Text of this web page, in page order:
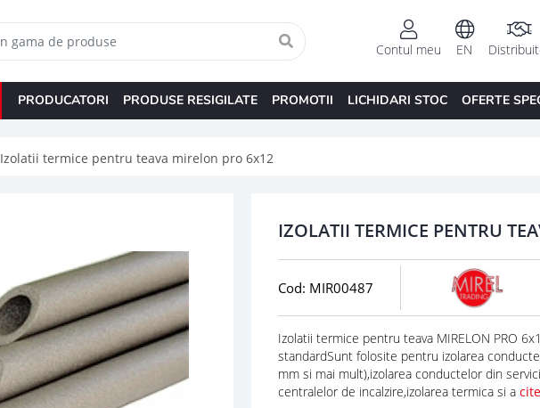
EN
Contul meu
PRODUCATORI PRODUSE RESIGILATE PROMOTII LICHIDARI STOC OFERTE
Izolatii termice pentru teava mirelon pro 6x12
IZOLATII TERMICE PENTRU
Cod: MIR00487
Izolatii termice pentru teava MIRELON PRO
standardSunt folosite pentru izolarea
mm si mai mult),izolarea conductelor din
centralelor de incalzire,izolarea termica si a